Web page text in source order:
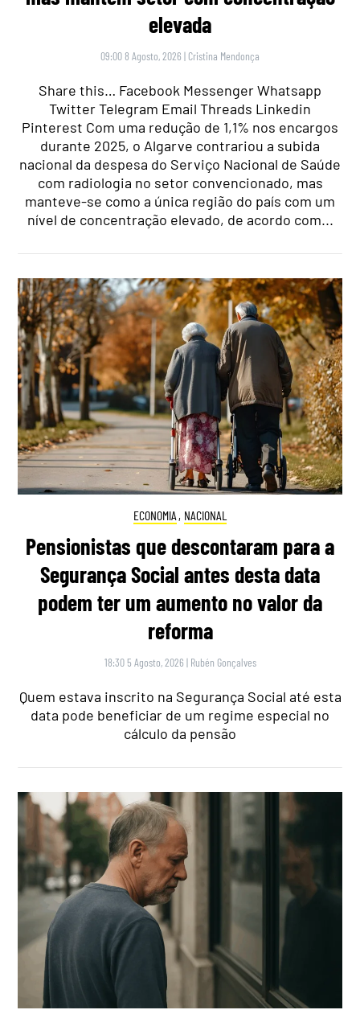
elevada
09:00 8 Agosto, 2026 | Cristina Mendonça
Share this… Facebook Messenger Whatsapp
Twitter Telegram Email Threads Linkedin
Pinterest Com uma redução de 1,1% nos encargos
durante 2025, o Algarve contrariou a subida
nacional da despesa do Serviço Nacional de Saúde
com radiologia no setor convencionado, mas
manteve-se como a única região do país com um
nível de concentração elevado, de acordo com...
ECONOMIA , NACIONAL
Pensionistas que descontaram para a
Segurança Social antes desta data
podem ter um aumento no valor da
reforma
18:30 5 Agosto, 2026 | Rubén Gonçalves
Quem estava inscrito na Segurança Social até esta
data pode beneficiar de um regime especial no
cálculo da pensão